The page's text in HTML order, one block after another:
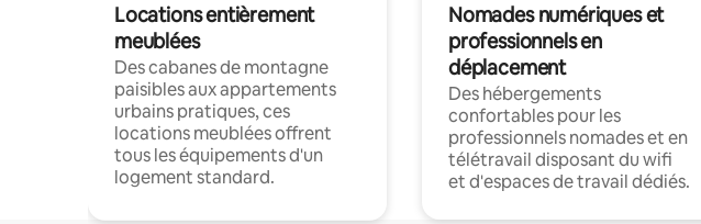
Locations entièrement
meublées
Des cabanes de montagne
paisibles aux appartements
urbains pratiques, ces
locations meublées offrent
tous les équipements d'un
logement standard.
Nomades numériques et
professionnels en
déplacement
Des hébergements
confortables pour les
professionnels nomades et en
télétravail disposant du wifi
et d'espaces de travail dédiés.